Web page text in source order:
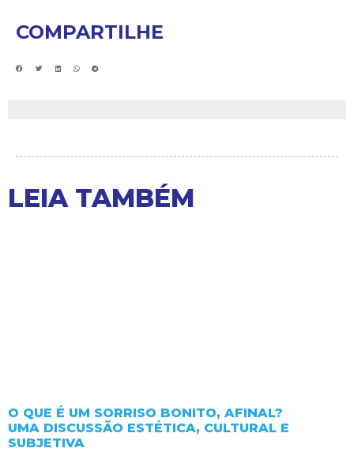
COMPARTILHE
LEIA TAMBÉM
O QUE É UM SORRISO BONITO, AFINAL?
UMA DISCUSSÃO ESTÉTICA, CULTURAL E
SUBJETIVA